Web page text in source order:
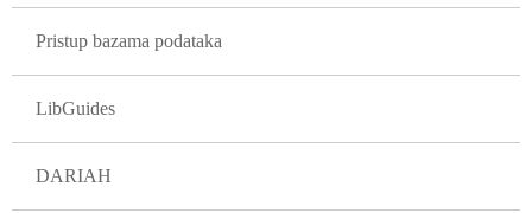
Pristup bazama podataka
LibGuides
DARIAH